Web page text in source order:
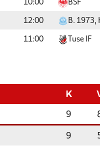
10:00 BSF
12:00 B. 1973,
11:00 Tuse IF
K
9
9